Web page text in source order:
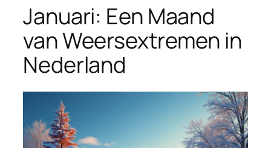
Januari: Een Maand
van Weersextremen in
Nederland